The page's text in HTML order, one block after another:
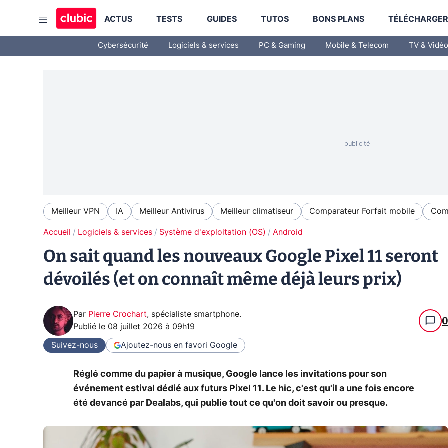
ACTUS TESTS GUIDES TUTOS BONS PLANS
Cybersécurité Logiciels & services PC & Gaming Mobile & Telecom TV & Vidéo
Meilleur VPN IA Meilleur Antivirus Meilleur climatiseur Comparateur Forfait mobile
Accueil Logiciels & services Système d'exploitation (OS) Android
On sait quand les nouveaux Google Pixel 11 seront
dévoilés (et on connaît même déjà leurs prix)
Par Pierre Crochart, spécialiste smartphone.
Publié le 08 juillet 2026 à 09h19 0
Suivez-nous Ajoutez-nous en favori Google
Réglé comme du papier à musique, Google lance les invitations pour son
événement estival dédié aux futurs Pixel 11. Le hic, c'est qu'il a une fois encore
été devancé par Dealabs, qui publie tout ce qu'on doit savoir ou presque.